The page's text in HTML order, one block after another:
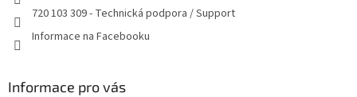
720 103 309 - Technická podpora / Support
Informace na Facebooku
Informace pro vás